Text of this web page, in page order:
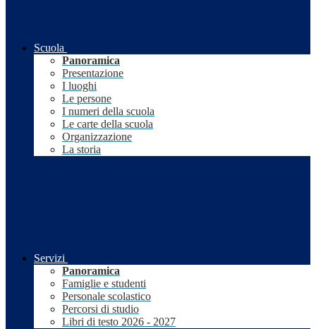
Scuola
Panoramica
Presentazione
I luoghi
Le persone
I numeri della scuola
Le carte della scuola
Organizzazione
La storia
Servizi
Panoramica
Famiglie e studenti
Personale scolastico
Percorsi di studio
Libri di testo 2026 - 2027